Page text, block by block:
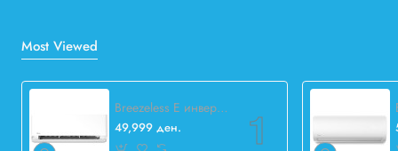
Most Viewed
Breezeless E инвертер 12.000 BTU
49,999 ден.